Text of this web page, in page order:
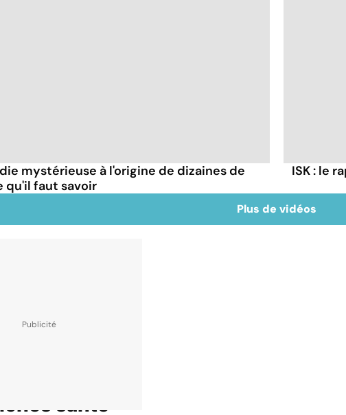
mystérieuse à l'origine de dizaines de
qu'il faut savoir
ISK : le
Plus de vidéos
santé